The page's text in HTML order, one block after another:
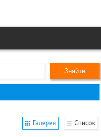
Знайти
Галерея Список